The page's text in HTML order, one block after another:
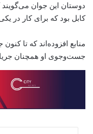
دوستان این جوان
کابل بود که برای کار در
منابع افزوده‌اند که تا
جست‌وجوی او همچنان